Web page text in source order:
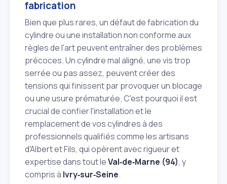
fabrication
Bien que plus rares, un défaut de fabrication du
cylindre ou une installation non conforme aux
règles de l'art peuvent entraîner des problèmes
précoces. Un cylindre mal aligné, une vis trop
serrée ou pas assez, peuvent créer des
tensions qui finissent par provoquer un blocage
ou une usure prématurée. C'est pourquoi il est
crucial de confier l'installation et le
remplacement de vos cylindres à des
professionnels qualifiés comme les artisans
d'Albert et Fils, qui opèrent avec rigueur et
expertise dans tout leVal‑de‑Marne (94), y
compris à Ivry‑sur‑Seine.